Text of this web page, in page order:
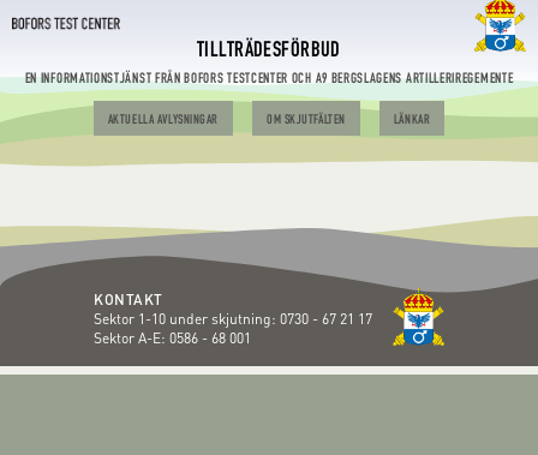
TILLTRÄDESFÖRBUD
EN INFORMATIONSTJÄNST FRÅN BOFORS TESTCENTER OCH A9 BERGSLAGENS ARTILLERIREGEMENTE
AKTUELLA AVLYSNINGAR OM SKJUTFÄLTEN LÄNKAR
KONTAKT
Sektor 1-10 under skjutning: 0730 - 67 21 17
Sektor A-E: 0586 - 68 001